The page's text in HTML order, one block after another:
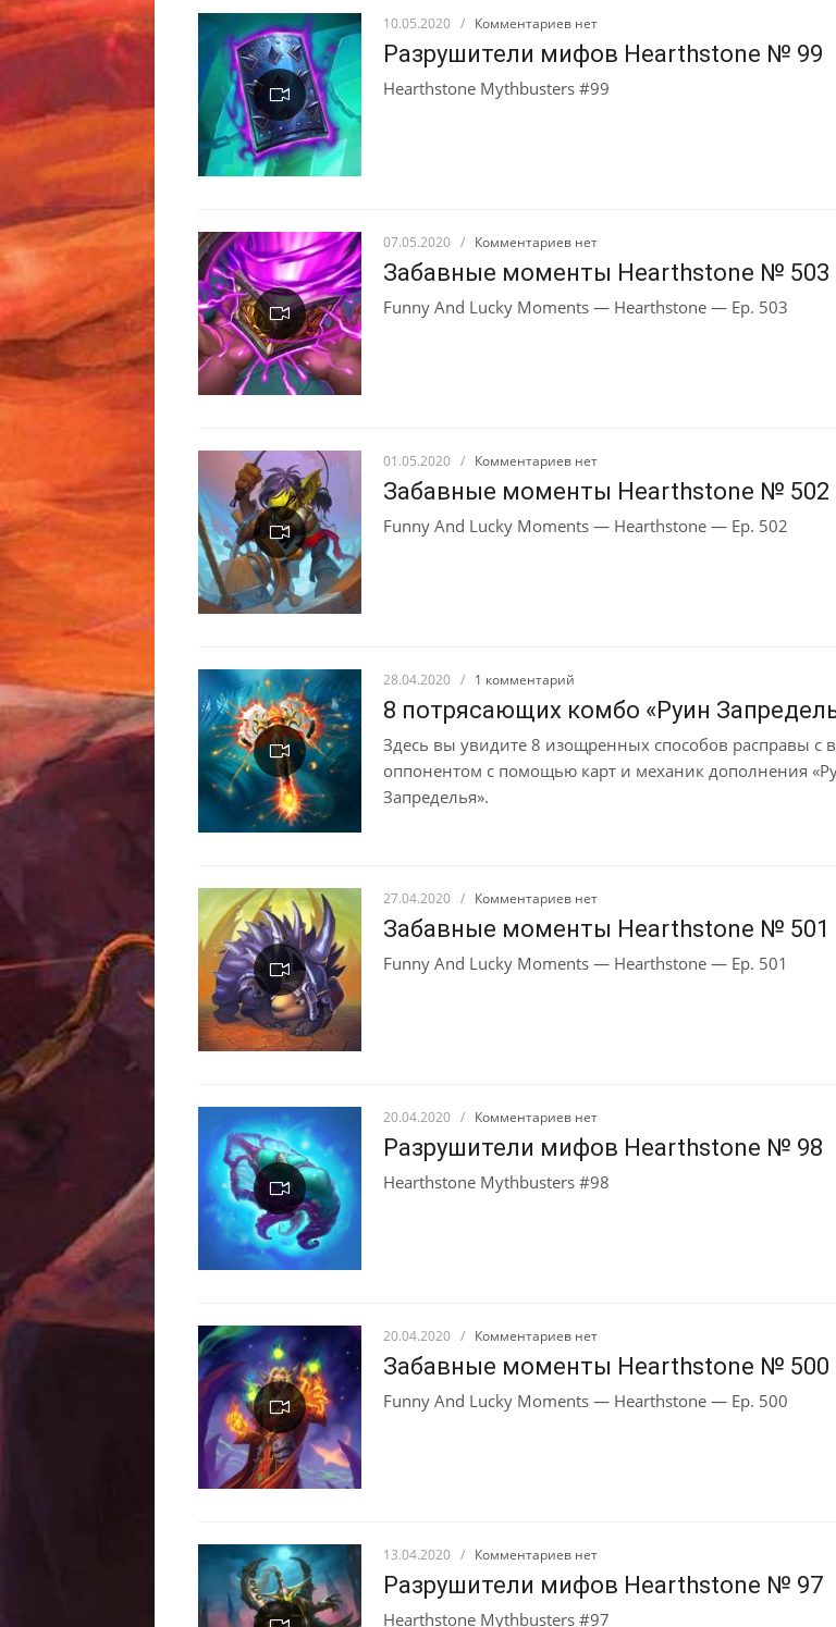
10.05.2020 / Комментариев нет
Разрушители мифов Hearthstone № 99
Hearthstone Mythbusters #99
07.05.2020 / Комментариев нет
Забавные моменты Hearthstone № 503
Funny And Lucky Moments — Hearthstone — Ep. 503
01.05.2020 / Комментариев нет
Забавные моменты Hearthstone № 502
Funny And Lucky Moments — Hearthstone — Ep. 502
28.04.2020 / 1 комментарий
8 потрясающих комбо «Руин
Здесь вы увидите 8 изощренных способов расправы с
оппонентом с помощью карт и механик дополнения
Запределья».
27.04.2020 / Комментариев нет
Забавные моменты Hearthstone № 501
Funny And Lucky Moments — Hearthstone — Ep. 501
20.04.2020 / Комментариев нет
Разрушители мифов Hearthstone № 98
Hearthstone Mythbusters #98
20.04.2020 / Комментариев нет
Забавные моменты Hearthstone № 500
Funny And Lucky Moments — Hearthstone — Ep. 500
13.04.2020 / Комментариев нет
Разрушители мифов Hearthstone № 97
Hearthstone Mythbusters #97